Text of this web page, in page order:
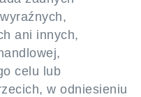
ani innych,
celu lub
w odniesieniu